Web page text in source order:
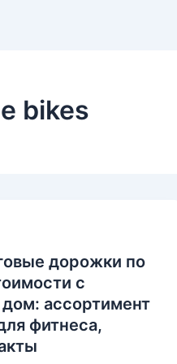
bikes
дорожки по
с
дом: ассортимент
фитнеса,